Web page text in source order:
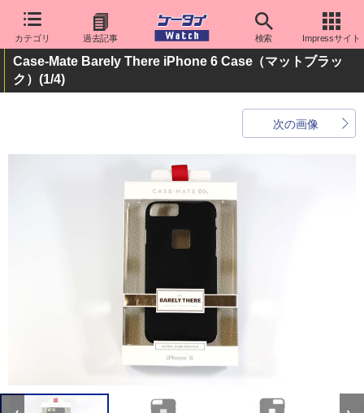
カテゴリ 過去記事 検索 Impressサイト
Case-Mate Barely There iPhone 6 Case（マットブラッ
ク） (1/4)
次の画像